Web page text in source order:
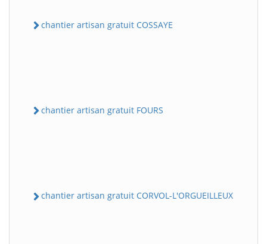
chantier artisan gratuit COSSAYE
chantier artisan gratuit FOURS
chantier artisan gratuit CORVOL-L'ORGUEILLEUX